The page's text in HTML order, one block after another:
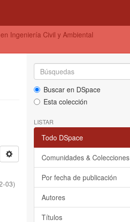
Ingeniería Civil y Ambiental
03)
Buscar en DSpace
Esta colección
LISTAR
Todo DSpace
Comunidades & Colecciones
Por fecha de publicación
Autores
Títulos